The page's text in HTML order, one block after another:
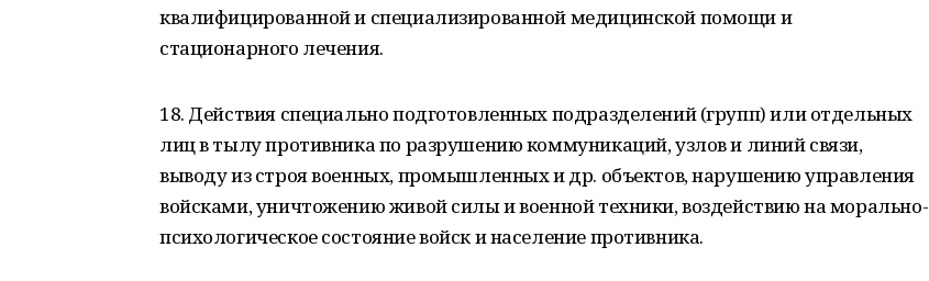
квалифицированной и специализированной медицинской помощи и
стационарного лечения.
18. Действия специально подготовленных подразделений (групп) или отдельных
лиц в тылу противника по разрушению коммуникаций, узлов и линий связи,
выводу из строя военных, промышленных и др. объектов, нарушению управления
войсками, уничтожению живой силы и военной техники, воздействию на морально-
психологическое состояние войск и население противника.